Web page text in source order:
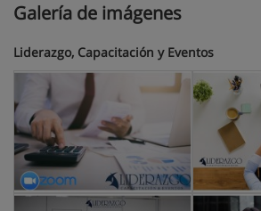
Galería de imágenes
Liderazgo, Capacitación y Eventos